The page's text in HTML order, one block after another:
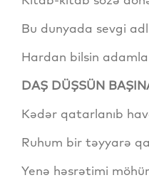
Bu dunyada sevgi
Hardan bilsin
DAŞ DÜŞSÜN
Kədər qatarlanıb
Ruhum bir təyyarə
Yenə həsrətimi